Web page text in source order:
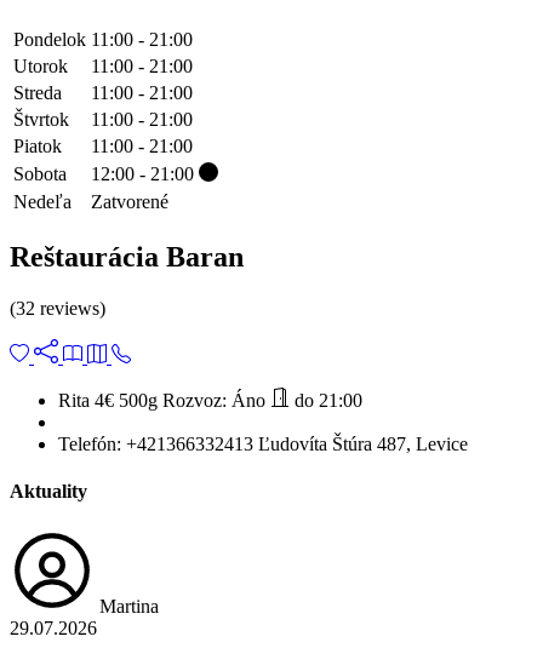
Pondelok 11:00 - 21:00
Utorok
11:00 - 21:00
Streda
11:00 - 21:00
Štvrtok
11:00 - 21:00
Piatok
11:00 - 21:00
Sobota
12:00 - 21:00
Nedeľa
Zatvorené
Reštaurácia Baran
(32 reviews)
Rita 4€ 500g Rozvoz: Áno do 21:00
Telefón: +421366332413 Ľudovíta Štúra 487, Levice
Aktuality
Martina
29.07.2026